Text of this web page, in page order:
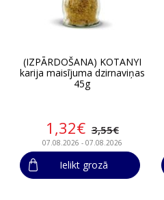
(IZPĀRDOŠANA) KOTANYI
karija maisījuma dzirnaviņas
45g
1,32€ 3,55€
07.08.2026 - 07.08.2026
Ielikt grozā